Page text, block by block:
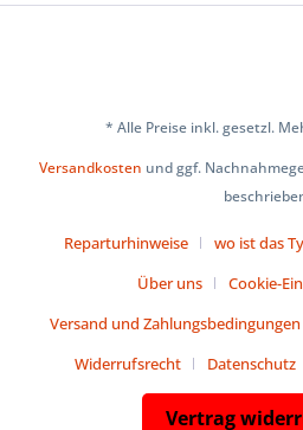
* Alle Preise inkl. gesetzl.
Versandkosten und ggf.
Reparturhinweise
wo ist das
Über uns
Cookie-
Versand und Zahlungsbedingungen
Widerrufsrecht
Datenschutz
Vertrag